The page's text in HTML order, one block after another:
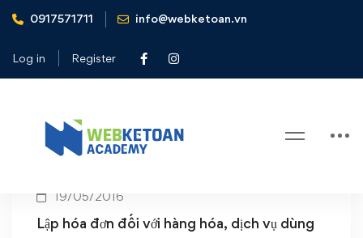
0917571711 info@webketoan.vn
Log in Register
Home tặng
Tag: tặng
19/05/2016
Lập hóa đơn đối với hàng hóa, dịch vụ dùng